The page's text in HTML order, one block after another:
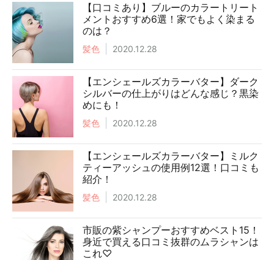
【口コミあり】ブルーのカラートリート
メントおすすめ6選！家でもよく染まる
のは？
髪色 2020.12.28
【エンシェールズカラーバター】ダーク
シルバーの仕上がりはどんな感じ？黒染
めにも！
髪色 2020.12.28
【エンシェールズカラーバター】ミルク
ティーアッシュの使用例12選！口コミも
紹介！
髪色 2020.12.28
市販の紫シャンプーおすすめベスト15！
身近で買える口コミ抜群のムラシャンは
これ♡